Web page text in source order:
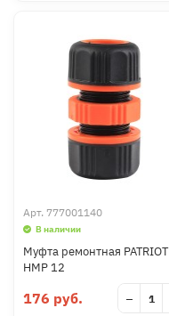
Арт. 777001140
В наличии
Муфта ремонтная PATRIOT
HMP 12
176 руб. −